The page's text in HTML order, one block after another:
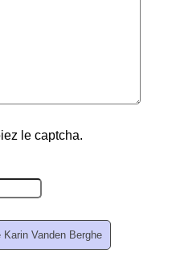
le captcha.